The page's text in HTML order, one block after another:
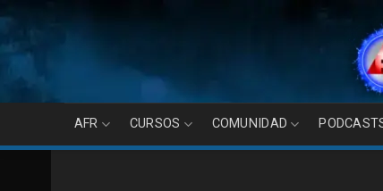
content
AFR CURSOS COMUNIDAD